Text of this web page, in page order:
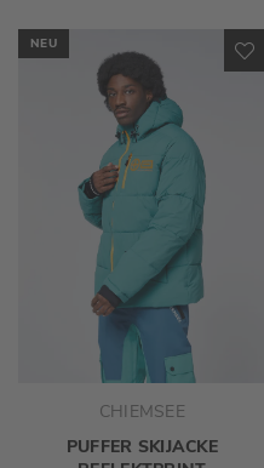
NEU
CHIEMSEE
PUFFER SKIJACKE